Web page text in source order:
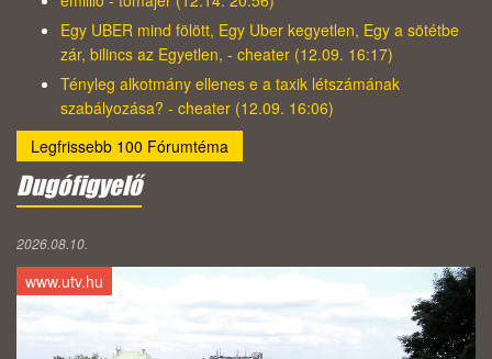
Egy UBER mind fölött, Egy Uber kegyetlen, Egy a sötétbe
zár, bilincs az Egyetlen, - cheater (12.09. 16:17)
Tényleg alkotmány ellenes e a taxik létszámának
szabályozása? - cheater (12.09. 16:06)
Legfrissebb 100 Fórumtéma
Dugófigyelő
2026.08.10.
www.utv.hu